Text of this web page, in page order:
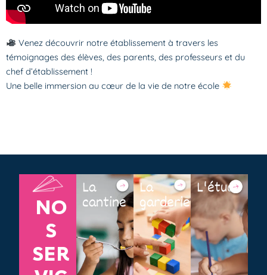
Venez découvrir notre établissement à travers les
témoignages des élèves, des parents, des professeurs et du
chef d’établissement !
Une belle immersion au cœur de la vie de notre école
NO
S
SER
La
cantine
La
garderie
L'étude